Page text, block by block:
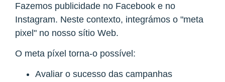
Fazemos publicidade no Facebook e no
Instagram. Neste contexto, integrámos o "meta
pixel" no nosso sítio Web.
O meta píxel torna-o possível:
Avaliar o sucesso das campanhas